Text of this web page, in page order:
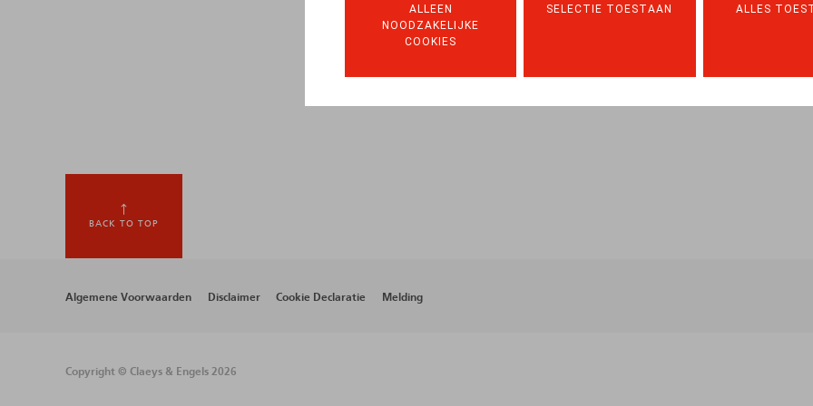
ALLEEN
NOODZAKELIJKE
COOKIES
SELECTIE TOESTAAN ALLES
BACK TO TOP
Footer
Algemene Voorwaarden Disclaimer Cookie Declaratie Melding
Copyright © Claeys & Engels 2026